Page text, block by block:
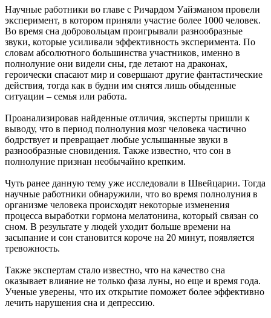
Научные работники во главе с Ричардом Уайзманом провели
эксперимент, в котором приняли участие более 1000 человек.
Во время сна добровольцам проигрывали разнообразные
звуки, которые усиливали эффективность эксперимента. По
словам абсолютного большинства участников, именно в
полнолуние они видели сны, где летают на драконах,
героически спасают мир и совершают другие фантастические
действия, тогда как в будни им снятся лишь обыденные
ситуации – семья или работа.
Проанализировав найденные отличия, эксперты пришли к
выводу, что в период полнолуния мозг человека частично
бодрствует и превращает любые услышанные звуки в
разнообразные сновидения. Также известно, что сон в
полнолуние признан необычайно крепким.
Чуть ранее данную тему уже исследовали в Швейцарии. Тогда
научные работники обнаружили, что во время полнолуния в
организме человека происходят некоторые изменения
процесса выработки гормона мелатонина, который связан со
сном. В результате у людей уходит больше времени на
засыпание и сон становится короче на 20 минут, появляется
тревожность.
Также экспертам стало известно, что на качество сна
оказывает влияние не только фаза луны, но еще и время года.
Ученые уверены, что их открытие поможет более эффективно
лечить нарушения сна и депрессию.